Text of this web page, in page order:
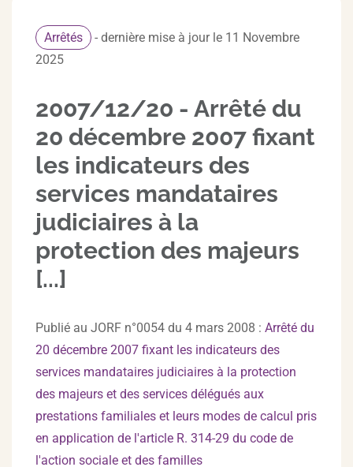
Arrêtés
- dernière mise à jour le 11 Novembre
2025
2007/12/20 - Arrêté du
20 décembre 2007 fixant
les indicateurs des
services mandataires
judiciaires à la
protection des majeurs
[...]
Publié au JORF n°0054 du 4 mars 2008 : Arrêté du
20 décembre 2007 fixant les indicateurs des
services mandataires judiciaires à la protection
des majeurs et des services délégués aux
prestations familiales et leurs modes de calcul pris
en application de l'article R. 314-29 du code de
l'action sociale et des familles